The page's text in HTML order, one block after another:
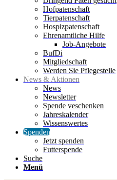
Hofpatenschaft
Tierpatenschaft
Hospizpatenschaft
Ehrenamtliche Hilfe
Job-Angebote
BufDi
Mitgliedschaft
Werden Sie Pflegestelle
News & Aktionen
News
Newsletter
Spende veschenken
Jahreskalender
Wissenswertes
Spenden
Jetzt spenden
Futterspende
Suche
Menü